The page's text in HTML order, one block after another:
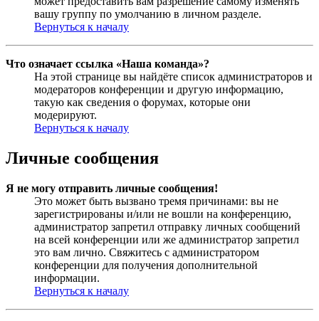
вашу группу по умолчанию в личном разделе.
Вернуться к началу
Что означает ссылка «Наша команда»?
На этой странице вы найдёте список администраторов и
модераторов конференции и другую информацию,
такую как сведения о форумах, которые они
модерируют.
Вернуться к началу
Личные сообщения
Я не могу отправить личные сообщения!
Это может быть вызвано тремя причинами: вы не
зарегистрированы и/или не вошли на конференцию,
администратор запретил отправку личных сообщений
на всей конференции или же администратор запретил
это вам лично. Свяжитесь с администратором
конференции для получения дополнительной
информации.
Вернуться к началу